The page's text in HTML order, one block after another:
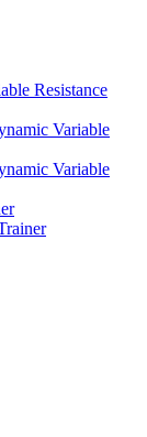
Resistance
Variable
Variable